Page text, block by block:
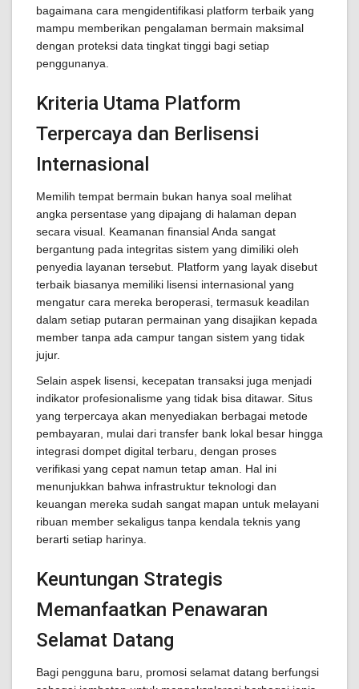
bagaimana cara mengidentifikasi platform terbaik yang
mampu memberikan pengalaman bermain maksimal
dengan proteksi data tingkat tinggi bagi setiap
penggunanya.
Kriteria Utama Platform
Terpercaya dan Berlisensi
Internasional
Memilih tempat bermain bukan hanya soal melihat
angka persentase yang dipajang di halaman depan
secara visual. Keamanan finansial Anda sangat
bergantung pada integritas sistem yang dimiliki oleh
penyedia layanan tersebut. Platform yang layak disebut
terbaik biasanya memiliki lisensi internasional yang
mengatur cara mereka beroperasi, termasuk keadilan
dalam setiap putaran permainan yang disajikan kepada
member tanpa ada campur tangan sistem yang tidak
jujur.
Selain aspek lisensi, kecepatan transaksi juga menjadi
indikator profesionalisme yang tidak bisa ditawar. Situs
yang terpercaya akan menyediakan berbagai metode
pembayaran, mulai dari transfer bank lokal besar hingga
integrasi dompet digital terbaru, dengan proses
verifikasi yang cepat namun tetap aman. Hal ini
menunjukkan bahwa infrastruktur teknologi dan
keuangan mereka sudah sangat mapan untuk melayani
ribuan member sekaligus tanpa kendala teknis yang
berarti setiap harinya.
Keuntungan Strategis
Memanfaatkan Penawaran
Selamat Datang
Bagi pengguna baru, promosi selamat datang berfungsi